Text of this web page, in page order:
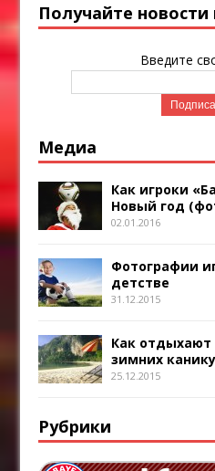
Получайте новости
Введите
Медиа
Как игроки
Новый год
02.01.2016
Фотографии
детстве
31.12.2015
Как
зимних
25.12.2015
Рубрики